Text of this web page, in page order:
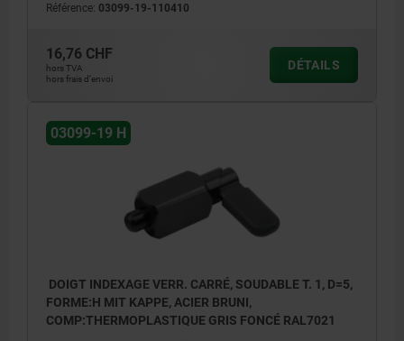
Référence: 03099-19-110410
16,76 CHF
hors TVA
hors frais d’envoi
DÉTAILS
03099-19 H
DOIGT INDEXAGE VERR. CARRÉ, SOUDABLE T. 1, D=5,
FORME:H MIT KAPPE, ACIER BRUNI,
COMP:THERMOPLASTIQUE GRIS FONCÉ RAL7021